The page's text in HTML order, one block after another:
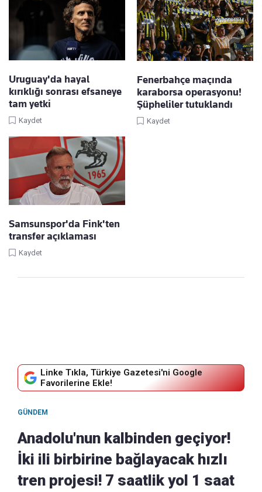
Uruguay'da hayal
kırıklığı sonrası efsaneye
tam yetki
Kaydet
Fenerbahçe maçında
karaborsa operasyonu!
Şüpheliler tutuklandı
Kaydet
Samsunspor'da Fink'ten
transfer açıklaması
Kaydet
Linke Tıkla, Türkiye Gazetesi'ni Google
Favorilerine Ekle!
GÜNDEM
Anadolu'nun kalbinden geçiyor!
İki ili birbirine bağlayacak hızlı
tren projesi! 7 saatlik yol 1 saat